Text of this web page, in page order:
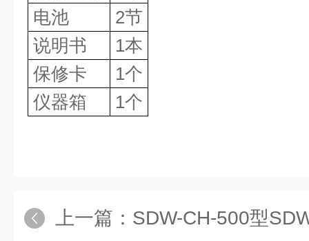
电池
2节
说明书
1本
保修卡
1个
仪器箱
1个
上一篇： SDW-CH-500型SDW-